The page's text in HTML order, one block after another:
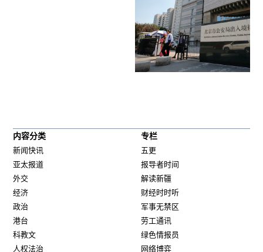
内容分类
新闻快讯
亚太报道
外交
经济
政治
港台
科教文
人权法治
专栏
五更
报导者时间
解读新疆
财经时时听
军事无禁区
劳工通讯
绿色情报员
网络博弈